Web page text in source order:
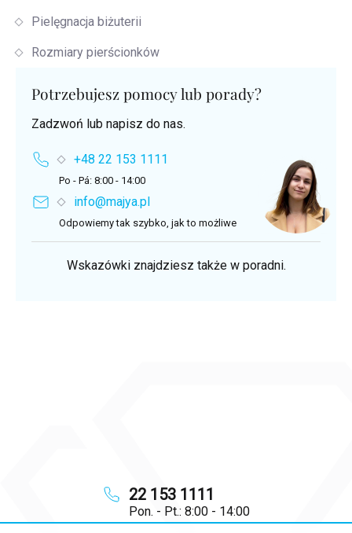
22 153 1111
Pon. - Pt.: 8:00 - 14:00
Pielęgnacja biżuterii
Rozmiary pierścionków
Potrzebujesz pomocy lub porady?
Zadzwoń lub napisz do nas.
+48 22 153 1111
Po - Pá: 8:00 - 14:00
info@majya.pl
Odpowiemy tak szybko, jak to możliwe
Wskazówki znajdziesz także w poradni.